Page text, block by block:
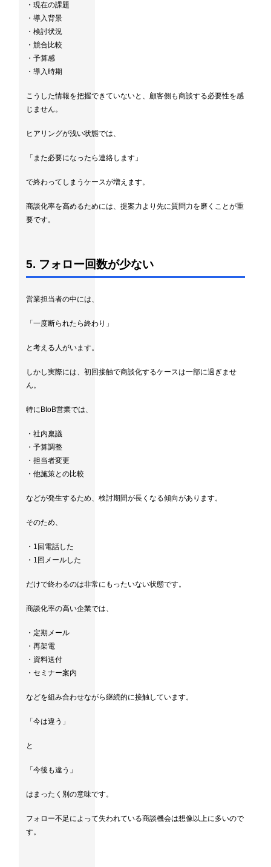
・現在の課題
・導入背景
・検討状況
・競合比較
・予算感
・導入時期
こうした情報を把握できていないと、顧客側も商談する必要性を感
じません。
ヒアリングが浅い状態では、
「また必要になったら連絡します」
で終わってしまうケースが増えます。
商談化率を高めるためには、提案力より先に質問力を磨くことが重
要です。
5. フォロー回数が少ない
営業担当者の中には、
「一度断られたら終わり」
と考える人がいます。
しかし実際には、初回接触で商談化するケースは一部に過ぎませ
ん。
特にBtoB営業では、
・社内稟議
・予算調整
・担当者変更
・他施策との比較
などが発生するため、検討期間が長くなる傾向があります。
そのため、
・1回電話した
・1回メールした
だけで終わるのは非常にもったいない状態です。
商談化率の高い企業では、
・定期メール
・再架電
・資料送付
・セミナー案内
などを組み合わせながら継続的に接触しています。
「今は違う」
と
「今後も違う」
はまったく別の意味です。
フォロー不足によって失われている商談機会は想像以上に多いので
す。